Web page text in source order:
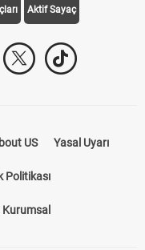
Aktif Sayaç
US Yasal Uyarı
Politikası